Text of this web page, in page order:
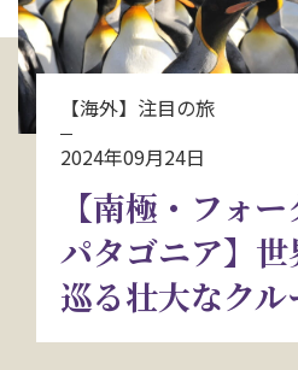
お問
電話にて
【海外】注目の旅
2024年09月24日
【南極・フォ
パタゴニア】
巡る壮大なクル